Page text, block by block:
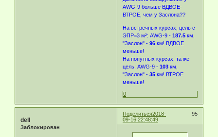
AWG-9 больше ВДВОЕ-
ВТРОЕ, чем у Заслона??
На встречных курсах, цель с
ЭПР=3 м²: AWG-9 -187.5 км,
"Заслон" -96 км! ВДВОЕ
меньше!
На попутных курсах, та же
цель: AWG-9 -103 км,
"Заслон" -35 км! ВТРОЕ
меньше!
0
Поделиться 95
2018-
09-16 22:48:49
dell
Заблокирован